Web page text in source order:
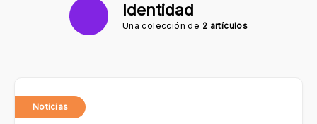
Identidad
Una colección de 2 artículos
Noticias